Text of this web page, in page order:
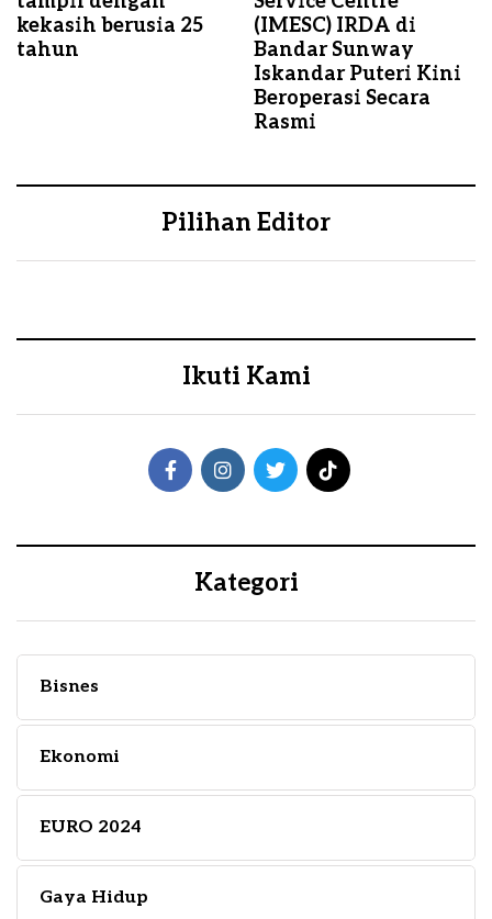
kekasih berusia 25
tahun
(IMESC) IRDA di
Bandar Sunway
Iskandar Puteri Kini
Beroperasi Secara
Rasmi
Pilihan Editor
Ikuti Kami
Kategori
Bisnes
Ekonomi
EURO 2024
Gaya Hidup